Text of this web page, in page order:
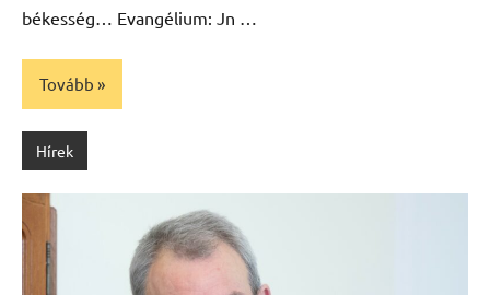
békesség… Evangélium: Jn …
Tovább
Hírek